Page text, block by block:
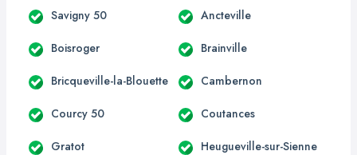
Savigny 50 Ancteville
Boisroger Brainville
Bricqueville-la-Blouette Cambernon
Courcy 50 Coutances
Gratot Heugueville-sur-Sienne